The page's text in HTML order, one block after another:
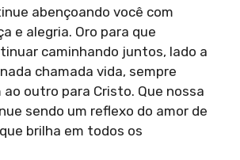
abençoando você com
e alegria. Oro para que
caminhando juntos, lado a
chamada vida, sempre
outro para Cristo. Que nossa
sendo um reflexo do amor de
brilha em todos os